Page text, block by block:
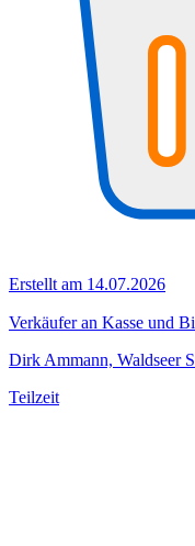
Erstellt am 14.07.2026
Verkäufer an Kasse und
Dirk Ammann, Waldseer
Teilzeit